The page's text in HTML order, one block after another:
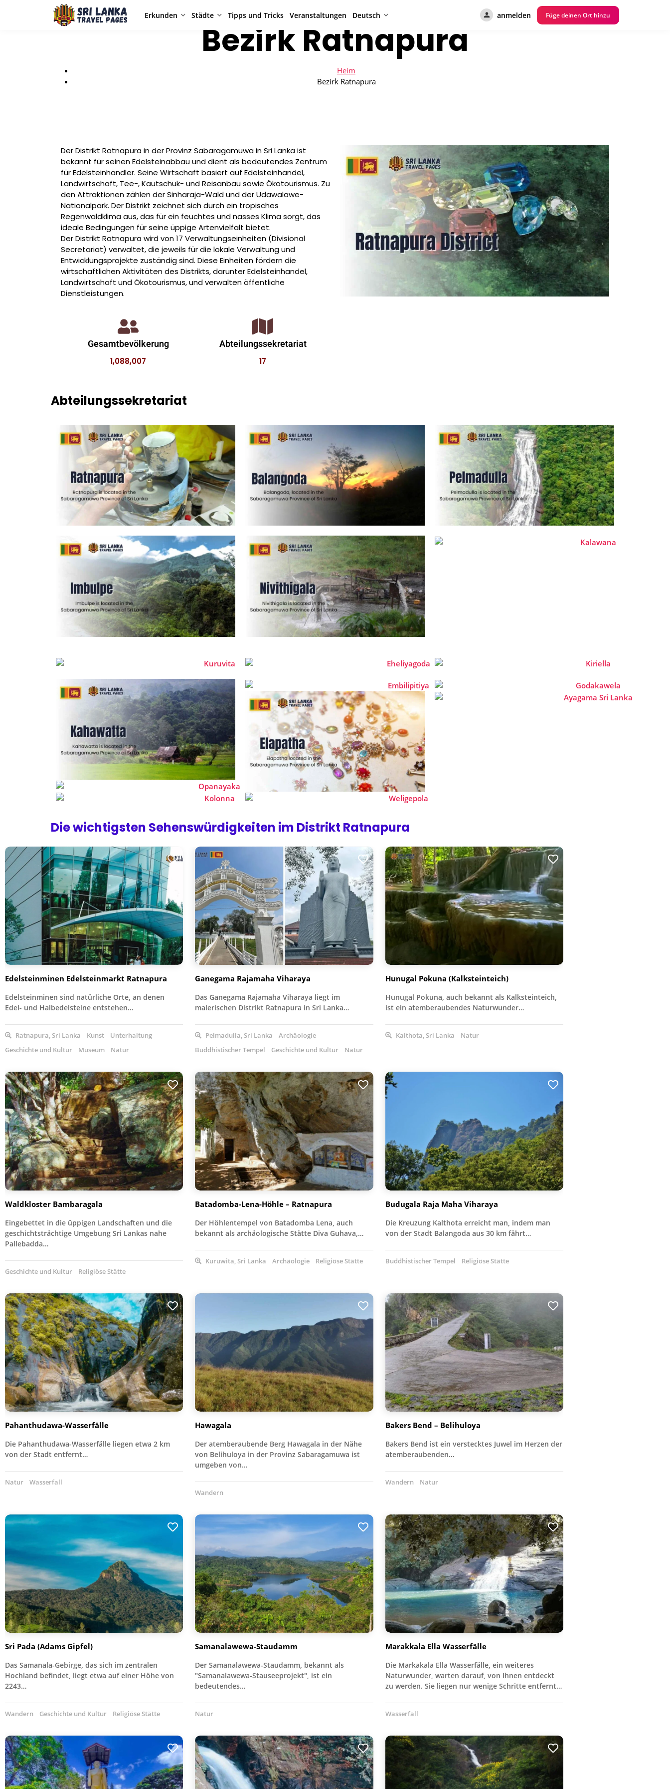
Erkunden Städte Tipps und Tricks Veranstaltungen Deutsch anmelden Füge deinen Ort hinzu
Bezirk Ratnapura
Heim
Bezirk Ratnapura
Der Distrikt Ratnapura in der Provinz Sabaragamuwa in Sri Lanka ist
bekannt für seinen Edelsteinabbau und dient als bedeutendes Zentrum
für Edelsteinhändler. Seine Wirtschaft basiert auf Edelsteinhandel,
Landwirtschaft, Tee-, Kautschuk- und Reisanbau sowie Ökotourismus. Zu
den Attraktionen zählen der Sinharaja-Wald und der Udawalawe-
Nationalpark. Der Distrikt zeichnet sich durch ein tropisches
Regenwaldklima aus, das für ein feuchtes und nasses Klima sorgt, das
ideale Bedingungen für seine üppige Artenvielfalt bietet.
Der Distrikt Ratnapura wird von 17 Verwaltungseinheiten (Divisional
Secretariat) verwaltet, die jeweils für die lokale Verwaltung und
Entwicklungsprojekte zuständig sind. Diese Einheiten fördern die
wirtschaftlichen Aktivitäten des Distrikts, darunter Edelsteinhandel,
Landwirtschaft und Ökotourismus, und verwalten öffentliche
Dienstleistungen.
Gesamtbevölkerung
1,088,007
Abteilungssekretariat
17
Abteilungssekretariat
Die wichtigsten Sehenswürdigkeiten im Distrikt Ratnapura
Edelsteinminen Edelsteinmarkt Ratnapura
Edelsteinminen sind natürliche Orte, an denen
Edel- und Halbedelsteine entstehen…
Ratnapura, Sri Lanka Kunst
Unterhaltung
Geschichte und Kultur
Museum Natur
Ganegama Rajamaha Viharaya
Das Ganegama Rajamaha Viharaya liegt im
malerischen Distrikt Ratnapura in Sri Lanka…
Pelmadulla, Sri Lanka
Archäologie
Buddhistischer Tempel
Geschichte und Kultur Natur
Hunugal Pokuna (Kalksteinteich)
Hunugal Pokuna, auch bekannt als Kalksteinteich,
ist ein atemberaubendes Naturwunder…
Kalthota, Sri Lanka Natur
Waldkloster Bambaragala
Eingebettet in die üppigen Landschaften und die
geschichtsträchtige Umgebung Sri Lankas nahe
Pallebadda…
Geschichte und Kultur Religiöse Stätte
Batadomba-Lena-Höhle – Ratnapura
Der Höhlentempel von Batadomba Lena, auch
bekannt als archäologische Stätte Diva Guhava,…
Kuruwita, Sri Lanka Archäologie Religiöse Stätte
Budugala Raja Maha Viharaya
Die Kreuzung Kalthota erreicht man, indem man
von der Stadt Balangoda aus 30 km fährt…
Buddhistischer Tempel Religiöse Stätte
Pahanthudawa-Wasserfälle
Die Pahanthudawa-Wasserfälle liegen etwa 2 km
von der Stadt entfernt…
Natur Wasserfall
Hawagala
Der atemberaubende Berg Hawagala in der Nähe
von Belihuloya in der Provinz Sabaragamuwa ist
umgeben von…
Wandern
Bakers Bend – Belihuloya
Bakers Bend ist ein verstecktes Juwel im Herzen der
atemberaubenden…
Wandern Natur
Sri Pada (Adams Gipfel)
Das Samanala-Gebirge, das sich im zentralen
Hochland befindet, liegt etwa auf einer Höhe von
2243…
Wandern Geschichte und Kultur Religiöse Stätte
Samanalawewa-Staudamm
Der Samanalawewa-Staudamm, bekannt als
"Samanalawewa-Stauseeprojekt", ist ein
bedeutendes…
Natur
Marakkala Ella Wasserfälle
Die Markakala Ella Wasserfälle, ein weiteres
Naturwunder, warten darauf, von Ihnen entdeckt
zu werden. Sie liegen nur wenige Schritte entfernt…
Wasserfall